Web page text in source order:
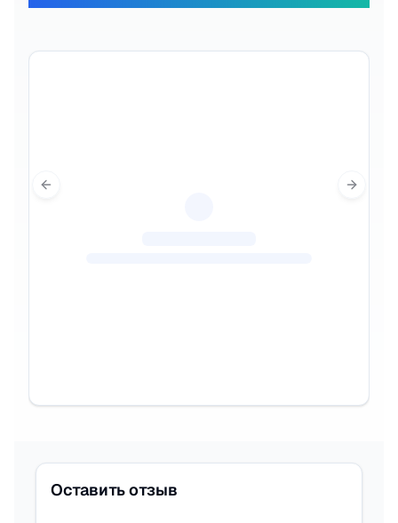
Previous slide Next
Оставить отзыв